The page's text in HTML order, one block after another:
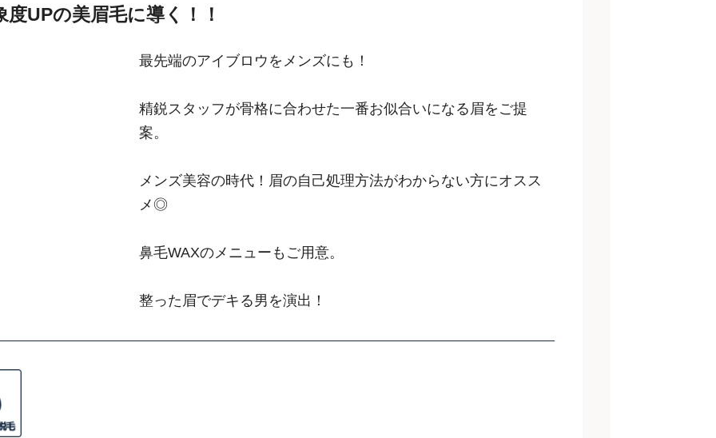
UPの美眉毛に導く！！
最先端のアイブロウをメンズにも！
精鋭スタッフが骨格に合わせた一番お似合いになる眉をご提
案。
メンズ美容の時代！眉の自己処理方法がわからない方にオスス
メ◎
鼻毛WAXのメニューもご用意。
整った眉でデキる男を演出！